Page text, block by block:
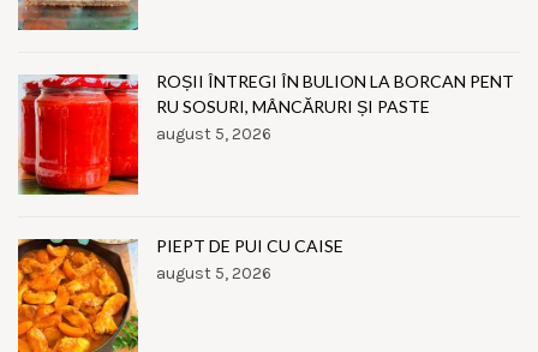
ROȘII ÎNTREGI ÎN BULION LA BORCAN PENT
RU SOSURI, MÂNCĂRURI ȘI PASTE
august 5, 2026
PIEPT DE PUI CU CAISE
august 5, 2026